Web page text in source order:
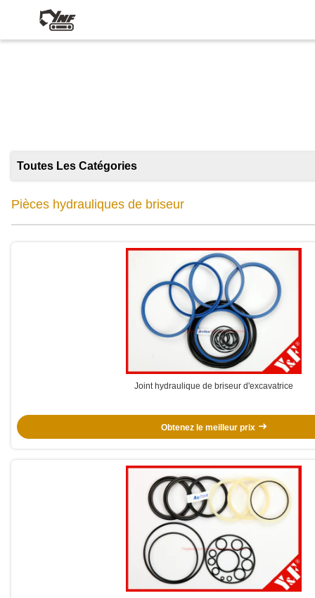
Toutes Les Catégories
Pièces hydrauliques de briseur
Joint hydraulique de briseur d'excavatrice
Obtenez le meilleur prix